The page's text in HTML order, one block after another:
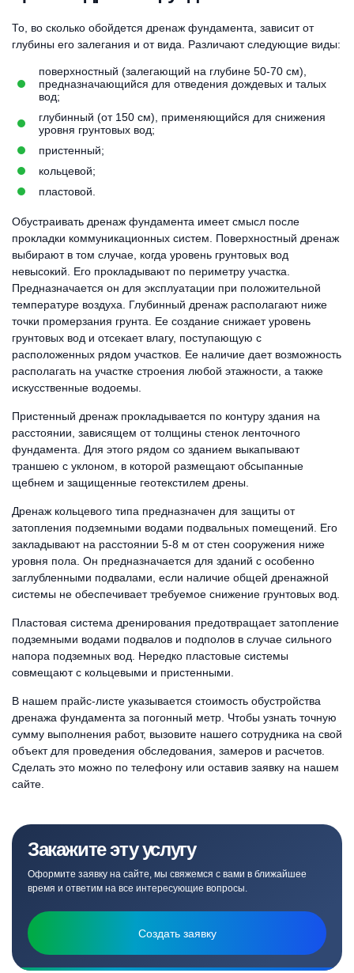
То, во сколько обойдется дренаж фундамента, зависит от
глубины его залегания и от вида. Различают следующие виды:
поверхностный (залегающий на глубине 50-70 см),
предназначающийся для отведения дождевых и талых
вод;
глубинный (от 150 см), применяющийся для снижения
уровня грунтовых вод;
пристенный;
кольцевой;
пластовой.
Обустраивать дренаж фундамента имеет смысл после
прокладки коммуникационных систем. Поверхностный дренаж
выбирают в том случае, когда уровень грунтовых вод
невысокий. Его прокладывают по периметру участка.
Предназначается он для эксплуатации при положительной
температуре воздуха. Глубинный дренаж располагают ниже
точки промерзания грунта. Ее создание снижает уровень
грунтовых вод и отсекает влагу, поступающую с
расположенных рядом участков. Ее наличие дает возможность
располагать на участке строения любой этажности, а также
искусственные водоемы.
Пристенный дренаж прокладывается по контуру здания на
расстоянии, зависящем от толщины стенок ленточного
фундамента. Для этого рядом со зданием выкапывают
траншею с уклоном, в которой размещают обсыпанные
щебнем и защищенные геотекстилем дрены.
Дренаж кольцевого типа предназначен для защиты от
затопления подземными водами подвальных помещений. Его
закладывают на расстоянии 5-8 м от стен сооружения ниже
уровня пола. Он предназначается для зданий с особенно
заглубленными подвалами, если наличие общей дренажной
системы не обеспечивает требуемое снижение грунтовых вод.
Пластовая система дренирования предотвращает затопление
подземными водами подвалов и подполов в случае сильного
напора подземных вод. Нередко пластовые системы
совмещают с кольцевыми и пристенными.
В нашем прайс-листе указывается стоимость обустройства
дренажа фундамента за погонный метр. Чтобы узнать точную
сумму выполнения работ, вызовите нашего сотрудника на свой
объект для проведения обследования, замеров и расчетов.
Сделать это можно по телефону или оставив заявку на нашем
сайте.
Закажите эту услугу
Оформите заявку на сайте, мы свяжемся с вами в ближайшее
время и ответим на все интересующие вопросы.
Создать заявку